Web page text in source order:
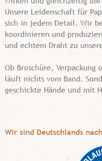
Unsere Leidenschaft für
sich in jedem Detail. Wir
koordinieren und
und echtem Draht zu
Ob Broschüre, Verpackung
läuft nichts vom Band.
geschickte Hände und mit
Wir sind Deutschlands